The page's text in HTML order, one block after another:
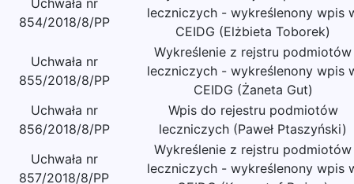
Uchwała nr
854/2018/8/PP
leczniczych - wykreślenony wpis
CEIDG (Elżbieta Toborek)
Uchwała nr
855/2018/8/PP
Wykreślenie z rejstru podmiotów
leczniczych - wykreślenony wpis
CEIDG (Żaneta Gut)
Uchwała nr
856/2018/8/PP
Wpis do rejestru podmiotów
leczniczych (Paweł Ptaszyński)
Uchwała nr
857/2018/8/PP
Wykreślenie z rejstru podmiotów
leczniczych - wykreślenony wpis